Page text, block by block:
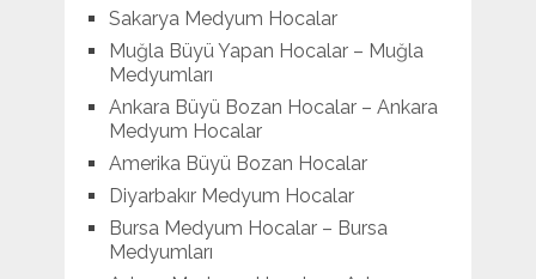
Sakarya Medyum Hocalar
Muğla Büyü Yapan Hocalar – Muğla
Medyumları
Ankara Büyü Bozan Hocalar – Ankara
Medyum Hocalar
Amerika Büyü Bozan Hocalar
Diyarbakır Medyum Hocalar
Bursa Medyum Hocalar – Bursa
Medyumları